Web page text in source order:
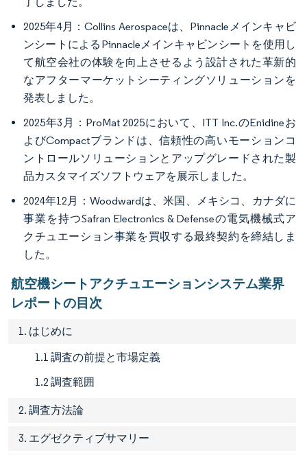
2025年4月：Collins Aerospaceは、Pinnacleメインキャビ
ンシートによるPinnacleメインキャビンシートを使用し
て航空会社の体験を向上させるよう設計された革新的
なアフターマーケットシーティングソリューションを
発表しました。
2025年3月：ProMat 2025において、ITT Inc.のEnidineお
よびCompactブランドは、信頼性の高いモーションコ
ントロールソリューションとアップグレードされた製
品カスタマイズソフトウェアを展示しました。
2024年12月：Woodwardは、米国、メキシコ、カナダに
事業を持つSafran Electronics & Defenseの電気機械式ア
クチュエーション事業を買収する最終契約を締結しま
した。
航空機シートアクチュエーションシステム業界
レポートの目次
1. はじめに
1.1 調査の前提と市場定義
1.2 調査範囲
2. 調査方法論
3. エグゼクティブサマリー